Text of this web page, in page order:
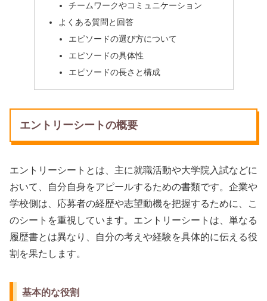
チームワークやコミュニケーション
よくある質問と回答
エピソードの選び方について
エピソードの具体性
エピソードの長さと構成
エントリーシートの概要
エントリーシートとは、主に就職活動や大学院入試などに
おいて、自分自身をアピールするための書類です。企業や
学校側は、応募者の経歴や志望動機を把握するために、こ
のシートを重視しています。エントリーシートは、単なる
履歴書とは異なり、自分の考えや経験を具体的に伝える役
割を果たします。
基本的な役割